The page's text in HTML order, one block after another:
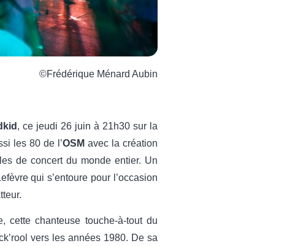
©Frédérique Ménard Aubin
, ce jeudi 26 juin à 21h30 sur la
les 80 de l’OSM avec la création
de concert du monde entier. Un
qui s’entoure pour l’occasion
cette chanteuse touche-à-tout du
vers les années 1980. De sa